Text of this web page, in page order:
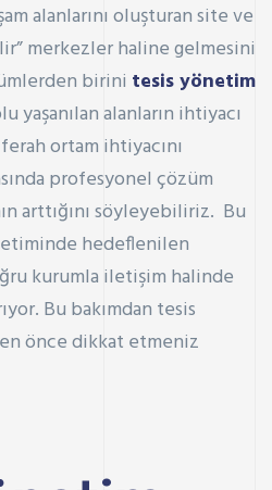
alanlarını oluşturan site ve
merkezler haline gelmesini
birini tesis yönetim
yaşanılan alanların ihtiyacı
ortam ihtiyacını
profesyonel çözüm
arttığını söyleyebiliriz. Bu
hedeflenilen
kurumla iletişim halinde
Bu bakımdan tesis
önce dikkat etmeniz